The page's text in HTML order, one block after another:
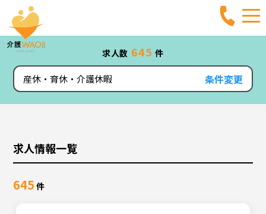
求人数 645 件
産休・育休・介護休暇 条件変更
求人情報一覧
645 件